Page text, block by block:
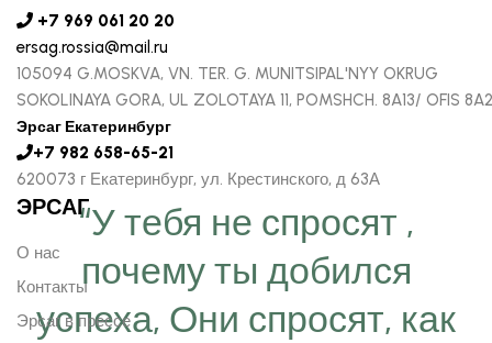
“У тебя не спросят ,
почему ты добился
успеха, Они спросят, как
+7 969 061 20 20
ersag.rossia@mail.ru
105094 G.MOSKVA, VN. TER. G. MUNITSIPAL'NYY OKRUG
SOKOLINAYA GORA, UL ZOLOTAYA 11, POMSHCH. 8A13/ OFIS
Эрсаг Екатеринбург
+7 982 658-65-21
620073 г Екатеринбург, ул. Крестинского, д 63А
ЭРСАГ
О нас
Контакты
Эрсаг в прессе